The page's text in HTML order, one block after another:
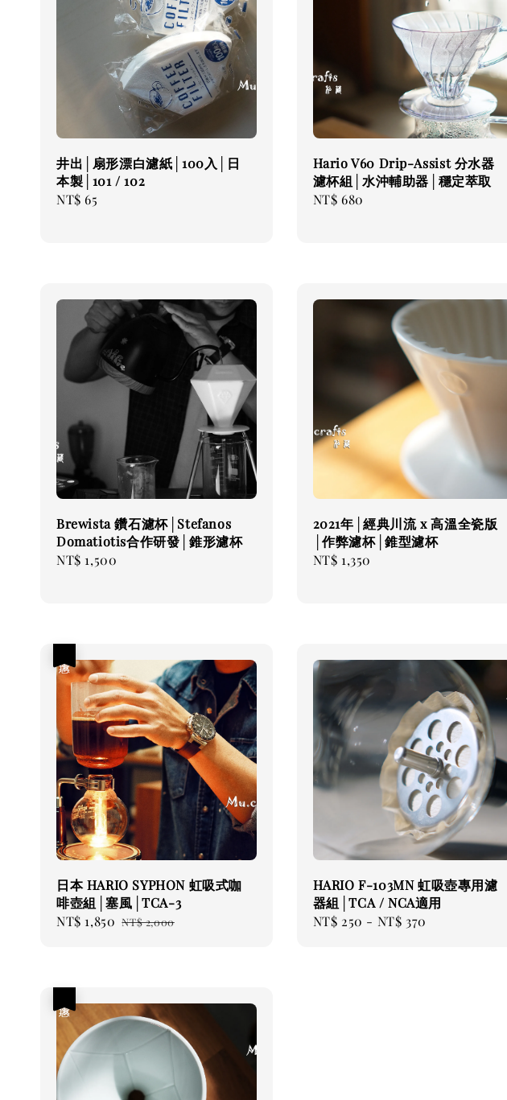
井出│扇形漂白濾紙│100入│日
本製│101 / 102
Regular
NT$ 65
Hario V60 Drip-Assist 分水器
濾杯組│水沖輔助器│穩定萃取
Regular
NT$ 680
Brewista 鑽石濾杯│Stefanos
Domatiotis合作研發│錐形濾杯
Regular
NT$ 1,500
2021年│經典川流 x 高溫全瓷版
│作弊濾杯│錐型濾杯
Regular
NT$ 1,350
日本 HARIO SYPHON 虹吸式咖
啡壺組│塞風│TCA-3
Sale
NT$ 1,850 Regular
NT$ 2,000
HARIO F-103MN 虹吸壺專用濾
器組│TCA / NCA適用
Regular
NT$ 250 - NT$ 370